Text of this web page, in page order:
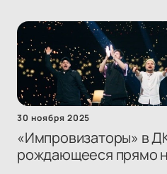
30 ноября 2025
«Импровизаторы» в
рождающееся прямо